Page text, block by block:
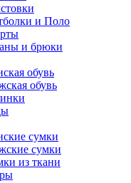
и Поло
и брюки
обувь
обувь
сумки
сумки
из ткани